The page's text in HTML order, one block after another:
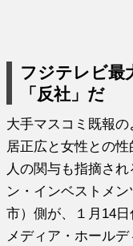
フジテレビ最
「反社」だ
大手マスコミ既報
居正広と女性との
人の関与も指摘さ
ン・インベストメ
市）側が、１月14
メディア・ホール